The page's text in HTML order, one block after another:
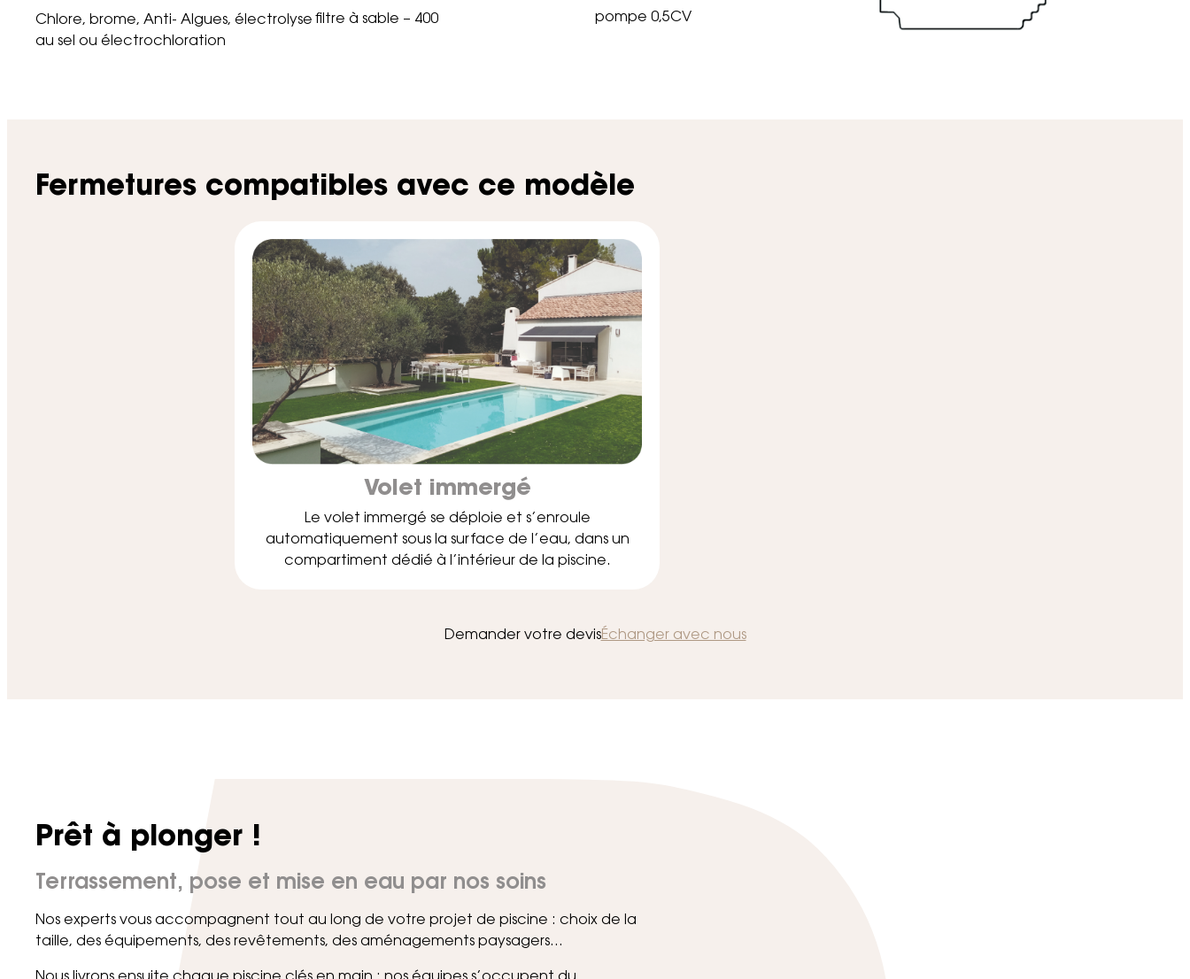
Chlore, brome, Anti- Algues, électrolyse
au sel ou électrochloration
filtre à sable – 400 pompe 0,5CV
Fermetures compatibles avec ce modèle
Volet immergé
Le volet immergé se déploie et s’enroule
automatiquement sous la surface de l’eau, dans un
compartiment dédié à l’intérieur de la piscine.
Demander votre devisÉchanger avec nous
Prêt à plonger !
Terrassement, pose et mise en eau par nos soins
Nos experts vous accompagnent tout au long de votre projet de piscine : choix de la
taille, des équipements, des revêtements, des aménagements paysagers…